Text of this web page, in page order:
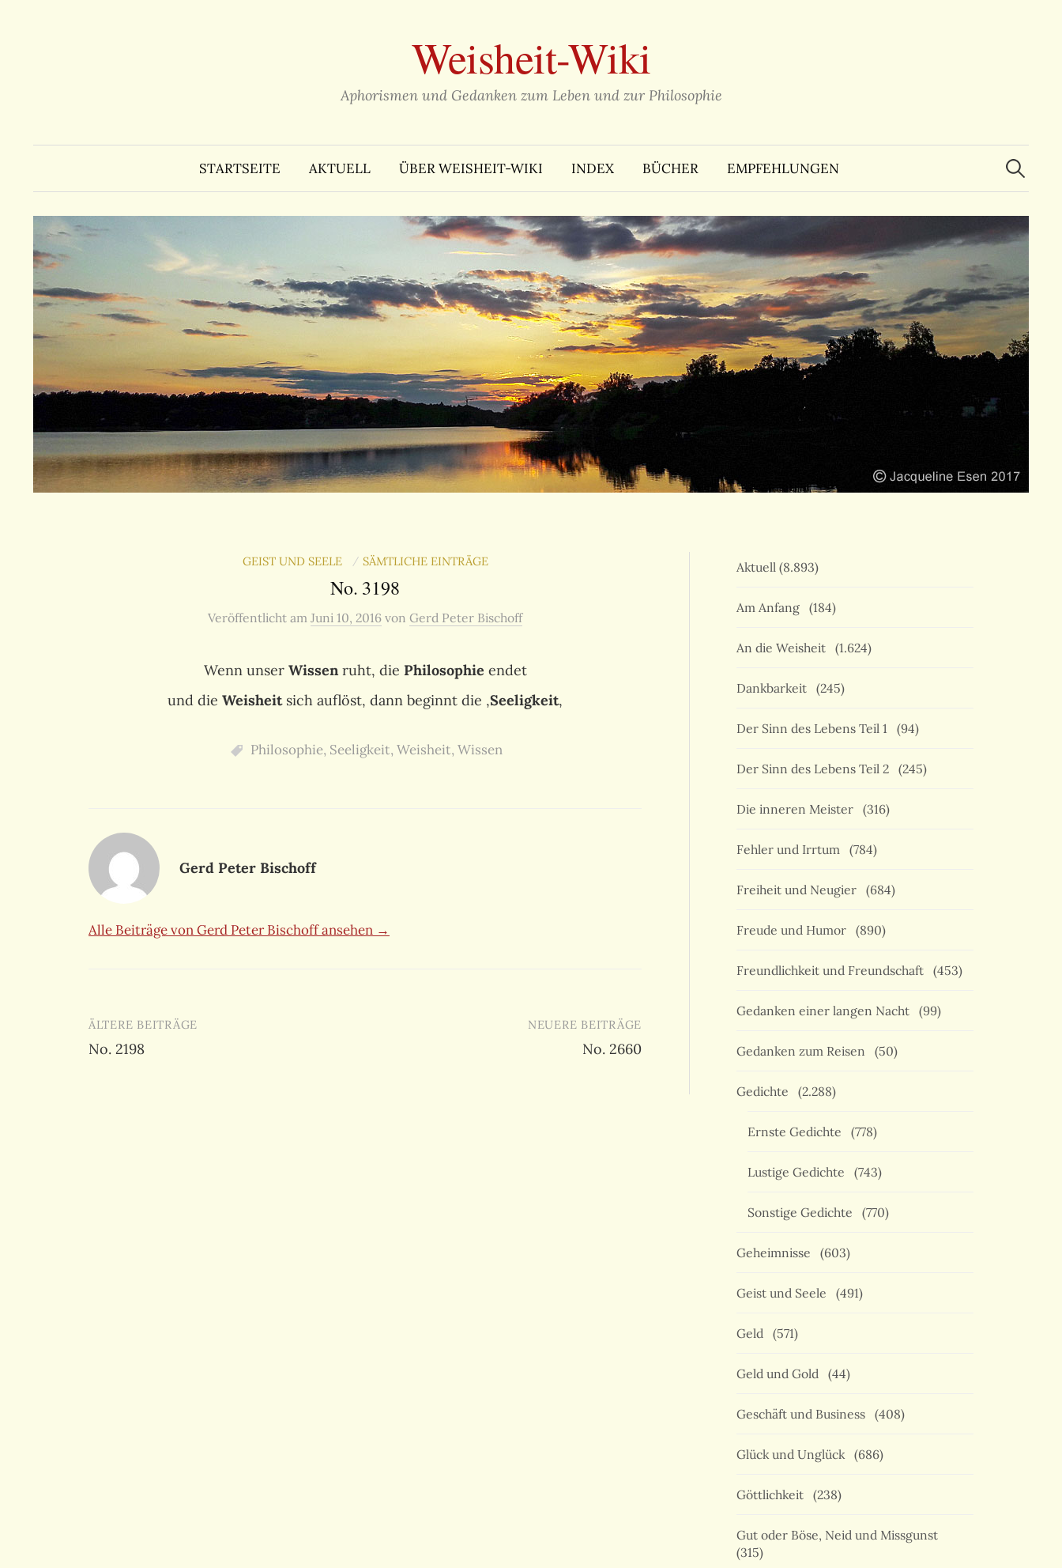
Weisheit-Wiki
Aphorismen und Gedanken zum Leben und zur Philosophie
STARTSEITE AKTUELL ÜBER WEISHEIT-WIKI INDEX BÜCHER EMPFEHLUNGEN
Suchen
nach:
GEIST UND SEELE / SÄMTLICHE EINTRÄGE
No. 3198
Veröffentlicht am Juni 10, 2016 von Gerd Peter Bischoff
Wenn unser Wissenruht, die Philosophie endet
und die Weisheitsich auflöst, dann beginnt die ‚Seeligkeit‚
Philosophie, Seeligkeit, Weisheit, Wissen
Gerd Peter Bischoff
Alle Beiträge von Gerd Peter Bischoff ansehen →
Beitragsnavigation
ÄLTERE BEITRÄGE
No. 2198
NEUERE BEITRÄGE
No. 2660
Aktuell (8.893)
Am Anfang (184)
An die Weisheit (1.624)
Dankbarkeit (245)
Der Sinn des Lebens Teil 1 (94)
Der Sinn des Lebens Teil 2 (245)
Die inneren Meister (316)
Fehler und Irrtum (784)
Freiheit und Neugier (684)
Freude und Humor (890)
Freundlichkeit und Freundschaft (453)
Gedanken einer langen Nacht (99)
Gedanken zum Reisen (50)
Gedichte (2.288)
Ernste Gedichte (778)
Lustige Gedichte (743)
Sonstige Gedichte (770)
Geheimnisse (603)
Geist und Seele (491)
Geld (571)
Geld und Gold (44)
Geschäft und Business (408)
Glück und Unglück (686)
Göttlichkeit (238)
Gut oder Böse, Neid und Missgunst
(315)